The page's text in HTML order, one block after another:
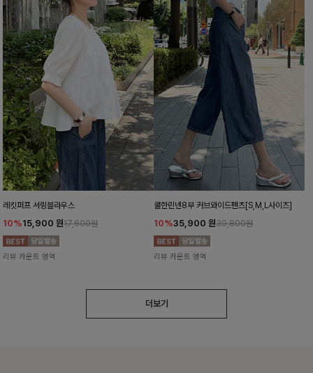
레킷퍼프 셔링블라우스
10%15,900 원17,600원
리뷰 카운트 영역
쿨한린넨8부 커브와이드팬츠[S,M,L사이즈]
10%35,900 원39,800원
리뷰 카운트 영역
더보기